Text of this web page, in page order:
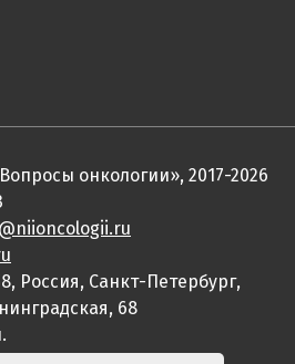
онкологии», 2017-2026
Россия, Санкт-Петербург,
68